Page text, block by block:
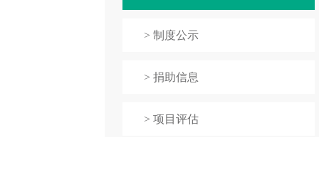
> 制度公示
> 捐助信息
> 项目评估